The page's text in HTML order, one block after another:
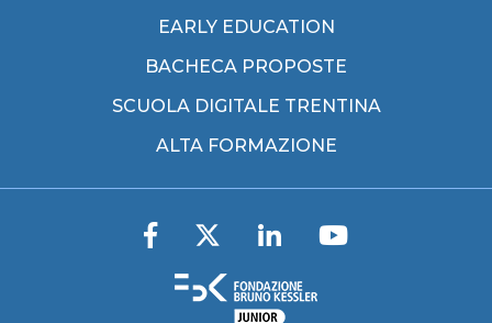
EARLY EDUCATION
BACHECA PROPOSTE
SCUOLA DIGITALE TRENTINA
ALTA FORMAZIONE